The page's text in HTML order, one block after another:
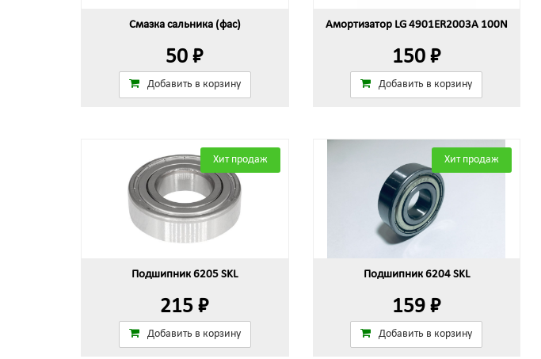
Смазка сальника (фас)
50 ₽
Добавить в корзину
Амортизатор LG 4901ER2003A 100N
150 ₽
Добавить в корзину
Хит продаж
Подшипник 6205 SKL
215 ₽
Добавить в корзину
Хит продаж
Подшипник 6204 SKL
159 ₽
Добавить в корзину